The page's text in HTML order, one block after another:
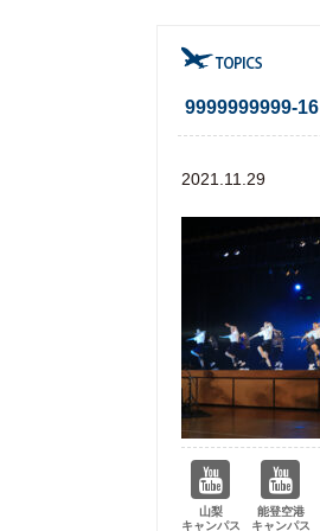
9999999999-16
2021.11.29
山梨
キャンパス
能登空港
キャンパス